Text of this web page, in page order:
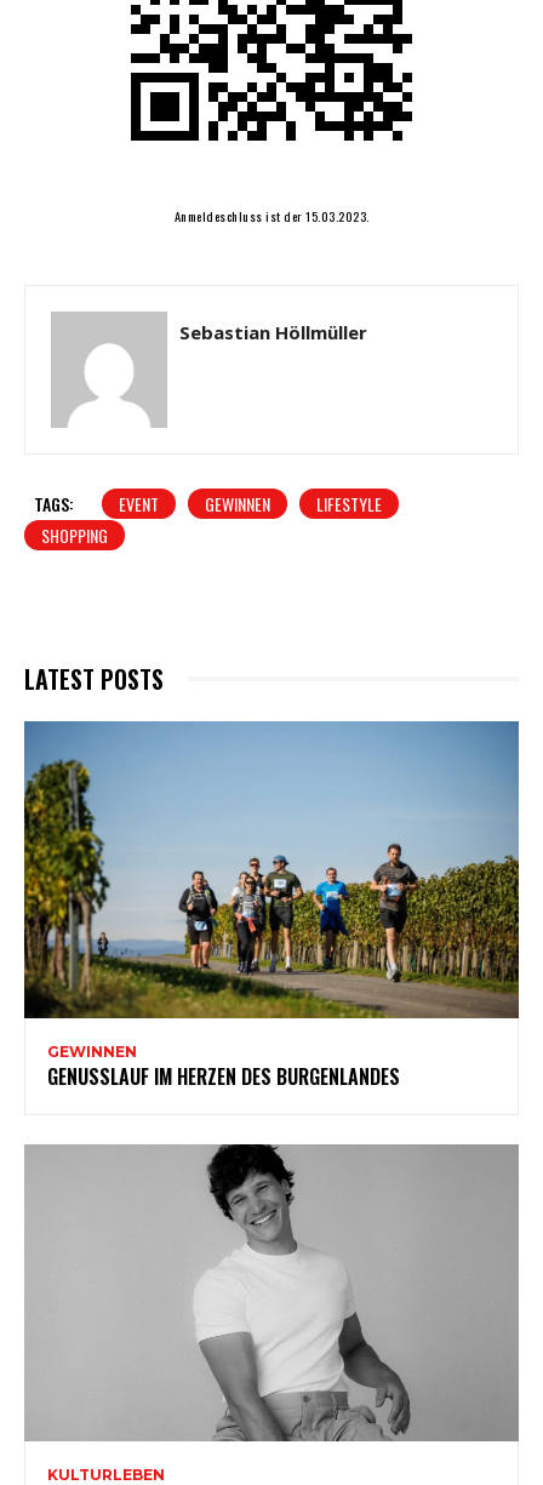
Anmeldeschluss ist der 15.03.2023.
Sebastian Höllmüller
TAGS: EVENT GEWINNEN
LIFESTYLE
SHOPPING
LATEST POSTS
GEWINNEN
GENUSSLAUF IM HERZEN DES BURGENLANDES
KULTURLEBEN